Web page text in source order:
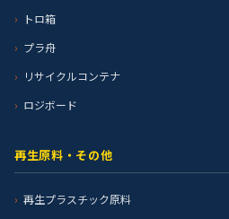
トロ箱
プラ舟
リサイクルコンテナ
ロジボード
再生原料・その他
再生プラスチック原料